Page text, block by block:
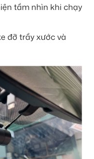
tầm nhìn khi chạy
đỡ trầy xước và